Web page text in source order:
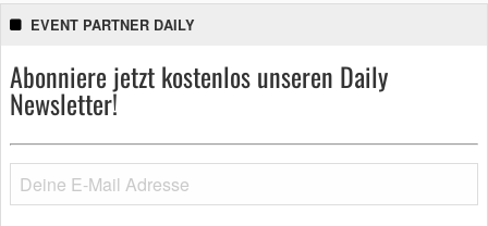
EVENT PARTNER DAILY
Abonniere jetzt kostenlos unseren Daily
Newsletter!